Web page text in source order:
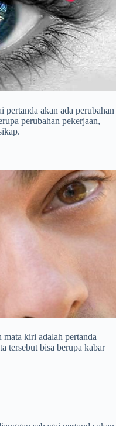
akan ada perubahan
perubahan pekerjaan,
kiri adalah pertanda
tersebut bisa berupa kabar